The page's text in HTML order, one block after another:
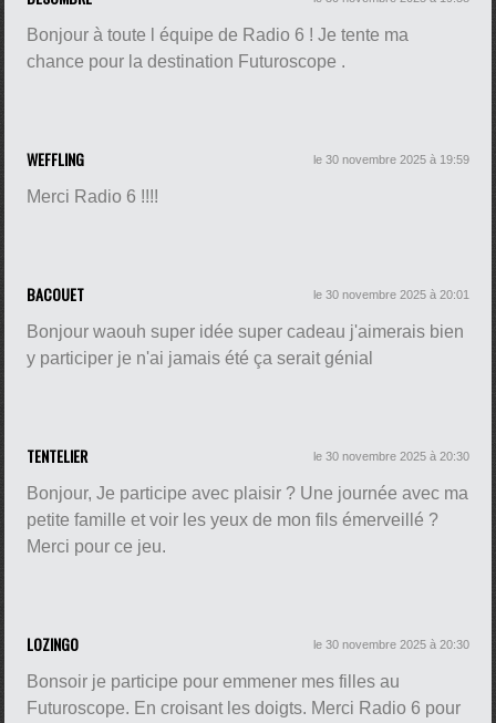
Bonjour à toute l équipe de Radio 6 ! Je tente ma
chance pour la destination Futuroscope .
WEFFLING le 30 novembre 2025 à 19:59
Merci Radio 6 !!!!
BACOUET le 30 novembre 2025 à 20:01
Bonjour waouh super idée super cadeau j'aimerais bien
y participer je n'ai jamais été ça serait génial
TENTELIER le 30 novembre 2025 à 20:30
Bonjour, Je participe avec plaisir ? Une journée avec ma
petite famille et voir les yeux de mon fils émerveillé ?
Merci pour ce jeu.
LOZINGO le 30 novembre 2025 à 20:30
Bonsoir je participe pour emmener mes filles au
Futuroscope. En croisant les doigts. Merci Radio 6 pour